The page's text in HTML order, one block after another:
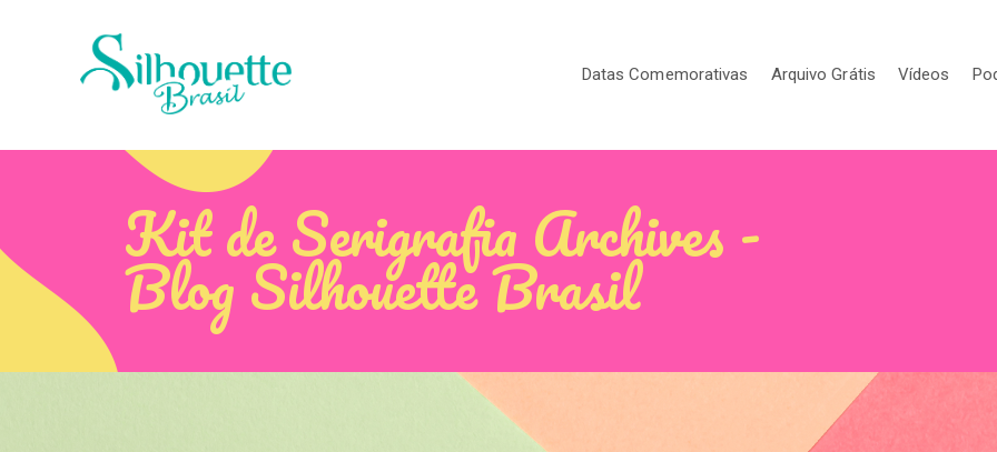
Datas Comemorativas Arquivo Grátis Vídeos
Kit de Serigrafia Archives -
Blog Silhouette Brasil